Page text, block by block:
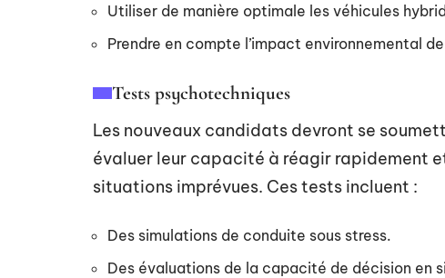
Utiliser de manière optimale les véhicules
Prendre en compte l’impact environnemental
Tests psychotechniques
Les nouveaux candidats devront se
évaluer leur capacité à réagir rapidement
situations imprévues. Ces tests incluent :
Des simulations de conduite sous stress.
Des évaluations de la capacité de décision en